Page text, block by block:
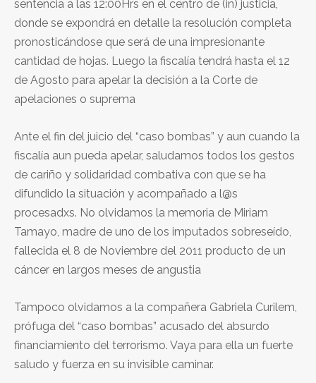
sentencia a las 12:00Hrs en el centro de (in) justicia,
donde se expondrá en detalle la resolución completa
pronosticándose que será de una impresionante
cantidad de hojas. Luego la fiscalía tendrá hasta el 12
de Agosto para apelar la decisión a la Corte de
apelaciones o suprema
Ante el fin del juicio del “caso bombas” y aun cuando la
fiscalía aun pueda apelar, saludamos todos los gestos
de cariño y solidaridad combativa con que se ha
difundido la situación y acompañado a l@s
procesadxs. No olvidamos la memoria de Miriam
Tamayo, madre de uno de los imputados sobreseído,
fallecida el 8 de Noviembre del 2011 producto de un
cáncer en largos meses de angustia
Tampoco olvidamos a la compañera Gabriela Curilem,
prófuga del “caso bombas” acusado del absurdo
financiamiento del terrorismo. Vaya para ella un fuerte
saludo y fuerza en su invisible caminar.